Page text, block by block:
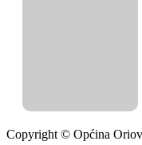
Copyright © Općina